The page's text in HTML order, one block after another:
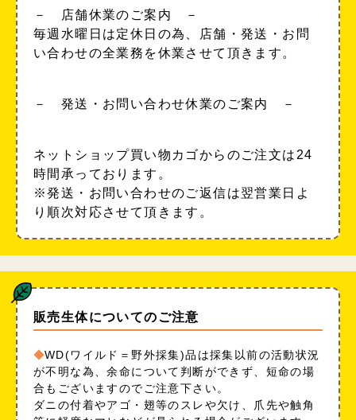
－ 店舗休業のご案内 －
毎週水曜日は定休日の為、店舗・発送・お問
い合わせの全業務を休業させて頂きます。
－ 発送・お問い合わせ休業のご案内 －
ネットショップ買い物カゴからのご注文は24
時間承っております。
※発送・お問い合わせのご返信は翌営業日よ
り順次対応させて頂きます。
販売生体についてのご注意
WD(ワイルド＝野外採集)品は採集以前の活動状況
が不明な為、余命について判断ができず、短命の場
合もございますのでご注意下さい。
ダニの付着やアゴ・翅等のスレや欠け、爪先や触角